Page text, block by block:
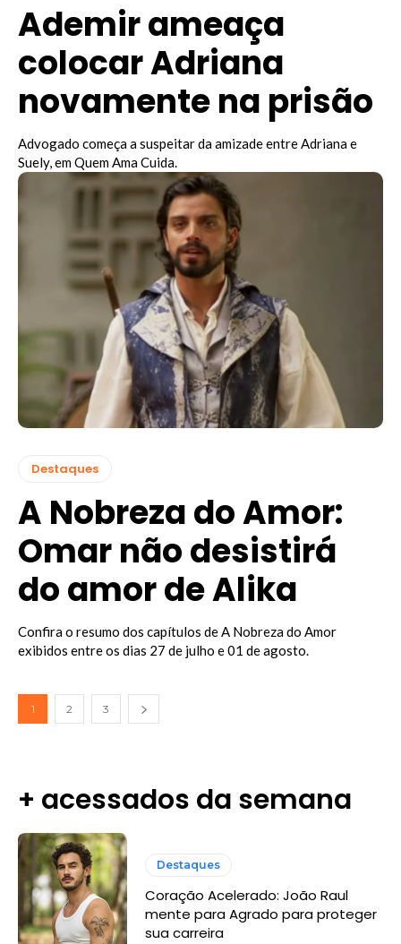
Ademir ameaça
colocar Adriana
novamente na prisão
Advogado começa a suspeitar da amizade entre Adriana e
Suely, em Quem Ama Cuida.
Destaques
A Nobreza do Amor:
Omar não desistirá
do amor de Alika
Confira o resumo dos capítulos de A Nobreza do Amor
exibidos entre os dias 27 de julho e 01 de agosto.
1 2 3
+ acessados da semana
Destaques
Coração Acelerado: João Raul
mente para Agrado para proteger
sua carreira